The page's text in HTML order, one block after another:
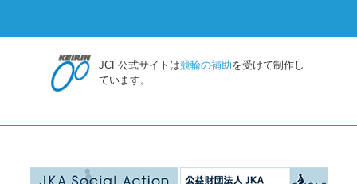
JCF公式サイトは競輪の補助を受けて制作し
ています。